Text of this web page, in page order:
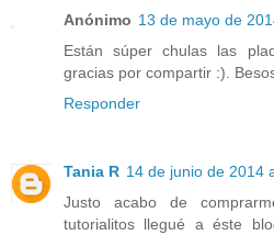
Anónimo 13 de mayo de
Están súper chulas las
gracias por compartir :).
Responder
Tania R 14 de junio de 2014
Justo acabo de
tutorialitos llegué a éste